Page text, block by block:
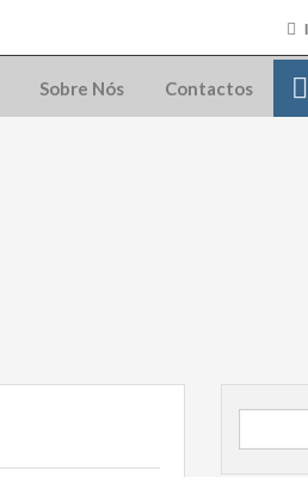
Sobre Nós Contactos